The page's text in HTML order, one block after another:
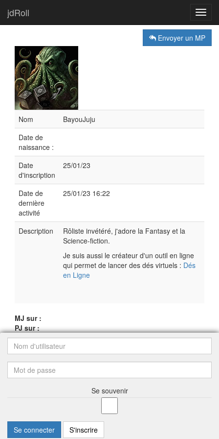
jdRoll
Envoyer un MP
Nom
BayouJuju
Date de
naissance :
Date
d'inscription
25/01/23
Date de
dernière
activité
25/01/23 16:22
Description
Rôliste invétéré, j'adore la Fantasy et la
Science-fiction.
Je suis aussi le créateur d'un outil en ligne
qui permet de lancer des dés virtuels : Dés
en Ligne
MJ sur :
PJ sur :
Se souvenir
Se connecter S'inscrire